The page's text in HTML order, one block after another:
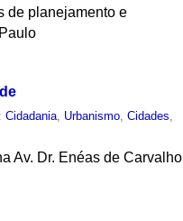
de planejamento e
Cidadania, Urbanismo,Cidades,
Av. Dr. Enéas de Carvalho